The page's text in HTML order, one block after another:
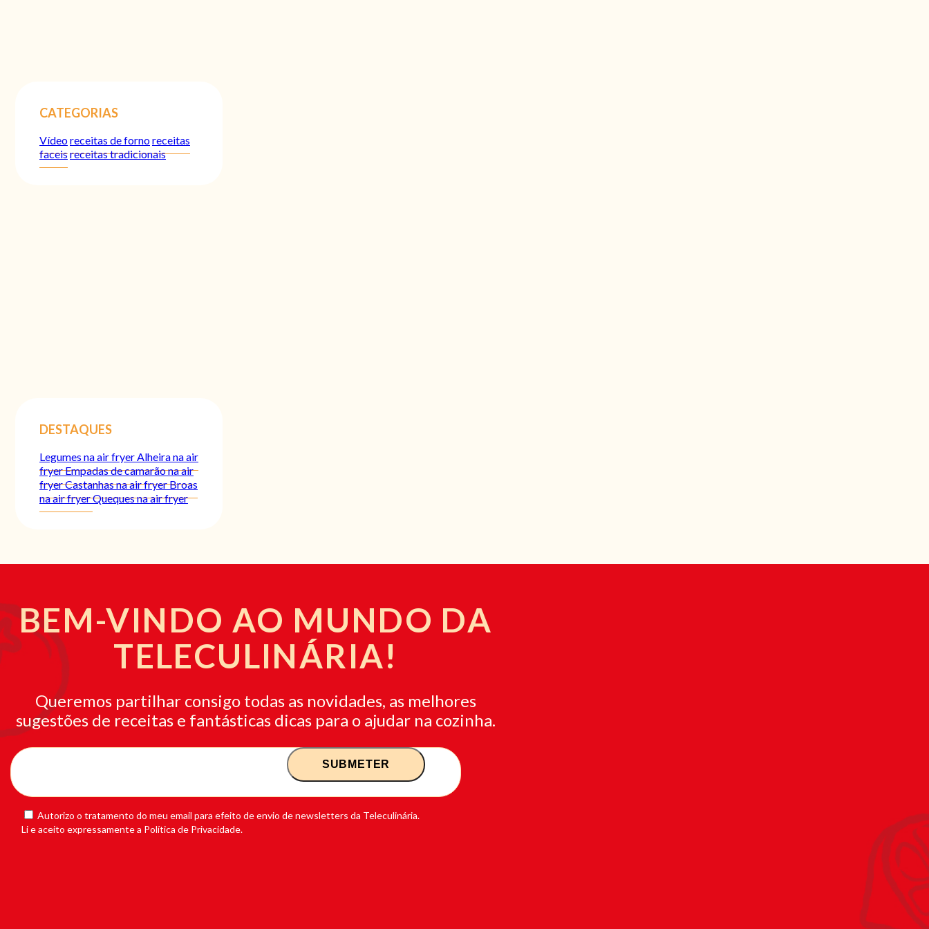
CATEGORIAS
Vídeoreceitas de fornoreceitas
faceisreceitas tradicionais
DESTAQUES
Legumes na air fryerAlheira na air
fryerEmpadas de camarão na air
fryerCastanhas na air fryerBroas
na air fryerQueques na air fryer
BEM-VINDO AO MUNDO DA
TELECULINÁRIA!
Queremos partilhar consigo todas as novidades, as melhores
sugestões de receitas e fantásticas dicas para o ajudar na cozinha.
Autorizo o tratamento do meu email para efeito de envio de newsletters da Teleculinária.
Li e aceito expressamente a Política de Privacidade.